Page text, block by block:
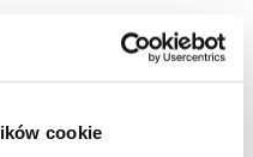
cookie